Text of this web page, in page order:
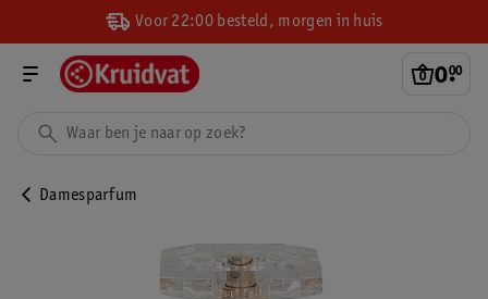
Voor 22:00 besteld, morgen in huis
0.
00
Damesparfum